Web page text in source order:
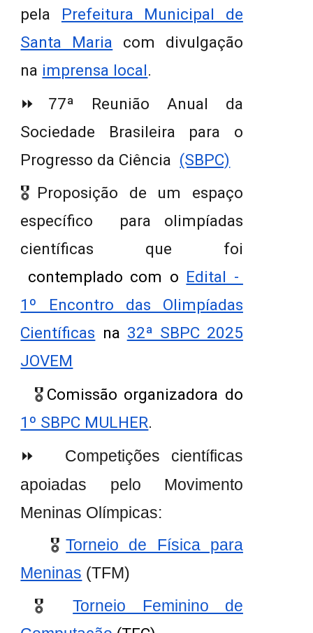
pela Prefeitura Municipal de
Santa Maria com divulgação
na imprensa local.
⏩77ª Reunião Anual da
Sociedade Brasileira para o
Progresso da Ciência (SBPC)
🎖️ Proposição de um espaço
específico para olimpíadas
científicas que foi
contemplado com o Edital -
1º Encontro das Olimpíadas
Científicas na 32ª SBPC 2025
JOVEM
🎖️ Comissão organizadora do
1º SBPC MULHER.
⏩ Competições científicas
apoiadas pelo Movimento
Meninas Olímpicas:
🎖️Torneio de Física para
Meninas (TFM)
🎖️Torneio Feminino de